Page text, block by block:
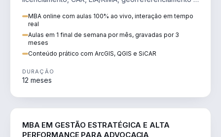
MBA online com aulas 100% ao vivo, interação em tempo
real
Aulas em 1 final de semana por mês, gravadas por 3
meses
Conteúdo prático com ArcGIS, QGIS e SiCAR
DURAÇÃO
12 meses
MBA EM GESTÃO ESTRATÉGICA E ALTA
PERFORMANCE PARA ADVOCACIA